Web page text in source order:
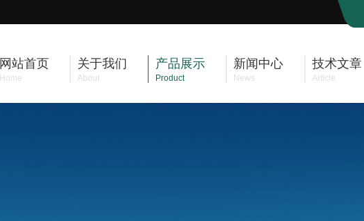
网站首页
Home
关于我们
About
产品展示
Product
新闻中心
News
技术文章
Article